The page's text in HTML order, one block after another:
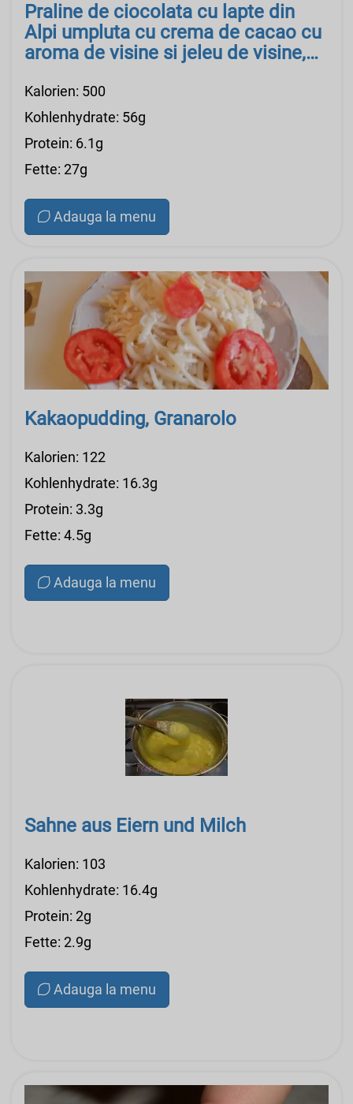
Praline de ciocolata cu lapte din
Alpi umpluta cu crema de cacao cu
aroma de visine si jeleu de visine,
Kalorien: 500
Kohlenhydrate: 56g
Protein: 6.1g
Fette: 27g
Adauga la menu
Kakaopudding, Granarolo
Kalorien: 122
Kohlenhydrate: 16.3g
Protein: 3.3g
Fette: 4.5g
Adauga la menu
Sahne aus Eiern und Milch
Kalorien: 103
Kohlenhydrate: 16.4g
Protein: 2g
Fette: 2.9g
Adauga la menu